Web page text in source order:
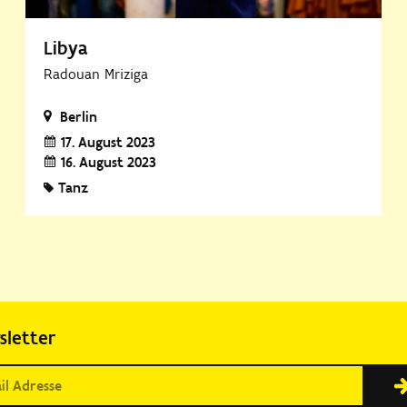
Libya
Radouan Mriziga
Berlin
17. August 2023
16. August 2023
Tanz